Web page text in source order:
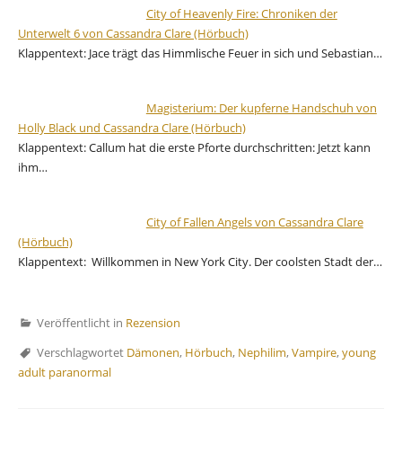
City of Heavenly Fire: Chroniken der
Unterwelt 6 von Cassandra Clare (Hörbuch)
Klappentext: Jace trägt das Himmlische Feuer in sich und Sebastian…
Magisterium: Der kupferne Handschuh von
Holly Black und Cassandra Clare (Hörbuch)
Klappentext: Callum hat die erste Pforte durchschritten: Jetzt kann
ihm…
City of Fallen Angels von Cassandra Clare
(Hörbuch)
Klappentext: Willkommen in New York City. Der coolsten Stadt der…
Veröffentlicht in Rezension
Verschlagwortet Dämonen, Hörbuch, Nephilim,Vampire,young
adult paranormal